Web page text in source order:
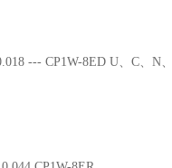
--- CP1W-8ED U、C、N、